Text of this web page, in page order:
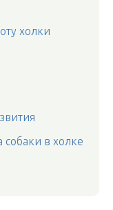
холки
в холке